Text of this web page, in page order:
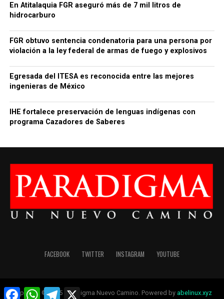
En Atitalaquia FGR aseguró más de 7 mil litros de
hidrocarburo
FGR obtuvo sentencia condenatoria para una persona por
violación a la ley federal de armas de fuego y explosivos
Egresada del ITESA es reconocida entre las mejores
ingenieras de México
IHE fortalece preservación de lenguas indígenas con
programa Cazadores de Saberes
FACEBOOK TWITTER INSTAGRAM YOUTUBE
Copyright © 2025 Paradigma Nuevo Camino. Powered by abelinux.xyz
FacebookWhatsAppTelegram
X